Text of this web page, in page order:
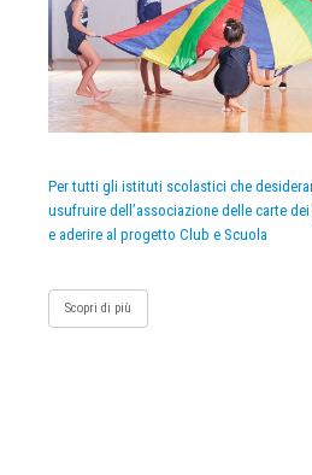
Per tutti gli istituti scolastici che
usufruire dell’associazione delle carte
e aderire al progetto Club e Scuola
Scopri di più